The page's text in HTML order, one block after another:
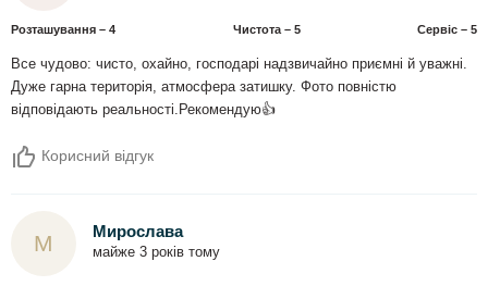
Розташування – 4 Чистота – 5 Сервіс – 5
Все чудово: чисто, охайно, господарі надзвичайно приємні й уважні.
Дуже гарна територія, атмосфера затишку. Фото повністю
відповідають реальності.Рекомендую👍
Корисний відгук
М Мирослава
майже 3 років тому